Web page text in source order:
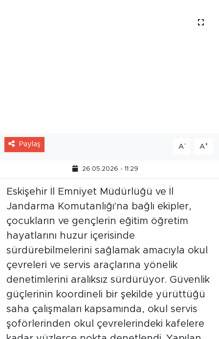
Paylaş
Eskişehir İl Emniyet Müdürlüğü ve İl
Jandarma Komutanlığı'na bağlı ekipler,
çocukların ve gençlerin eğitim öğretim
hayatlarını huzur içerisinde
sürdürebilmelerini sağlamak amacıyla okul
çevreleri ve servis araçlarına yönelik
denetimlerini aralıksız sürdürüyor. Güvenlik
güçlerinin koordineli bir şekilde yürüttüğü
saha çalışmaları kapsamında, okul servis
şoförlerinden okul çevrelerindeki kafelere
kadar yüzlerce nokta denetlendi. Yapılan